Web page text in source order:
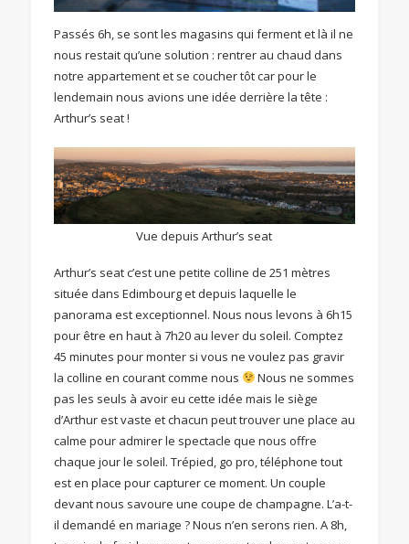
Passés 6h, se sont les magasins qui ferment et là il ne
nous restait qu’une solution : rentrer au chaud dans
notre appartement et se coucher tôt car pour le
lendemain nous avions une idée derrière la tête :
Arthur’s seat !
Vue depuis Arthur’s seat
Arthur’s seat c’est une petite colline de 251 mètres
située dans Edimbourg et depuis laquelle le
panorama est exceptionnel. Nous nous levons à 6h15
pour être en haut à 7h20 au lever du soleil. Comptez
45 minutes pour monter si vous ne voulez pas gravir
la colline en courant comme nous
Nous ne sommes
pas les seuls à avoir eu cette idée mais le siège
d’Arthur est vaste et chacun peut trouver une place au
calme pour admirer le spectacle que nous offre
chaque jour le soleil. Trépied, go pro, téléphone tout
est en place pour capturer ce moment. Un couple
devant nous savoure une coupe de champagne. L’a-t-
il demandé en mariage ? Nous n’en serons rien. A 8h,